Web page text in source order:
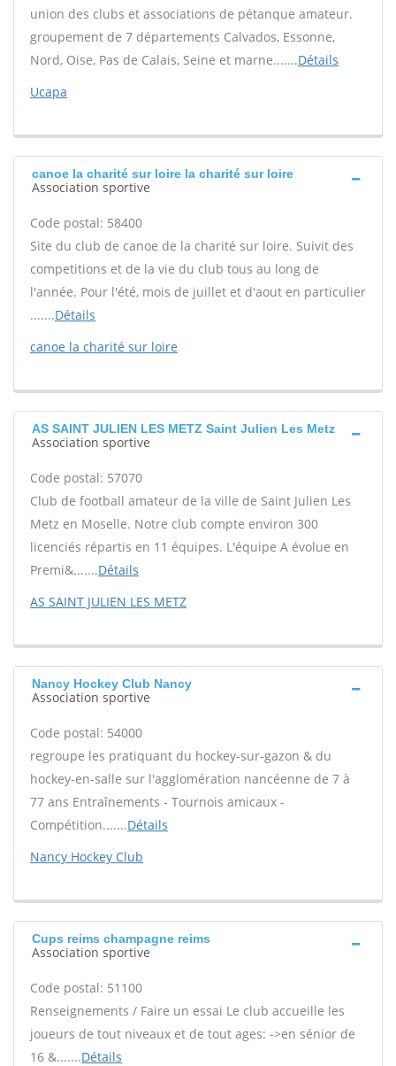
union des clubs et associations de pétanque amateur.
groupement de 7 départements Calvados, Essonne,
Nord, Oise, Pas de Calais, Seine et marne.......Détails
Ucapa
canoe la charité sur loire la charité sur loire
Association sportive
Code postal: 58400
Site du club de canoe de la charité sur loire. Suivit des
competitions et de la vie du club tous au long de
l'année. Pour l'été, mois de juillet et d'aout en particulier
.......Détails
canoe la charité sur loire
AS SAINT JULIEN LES METZ Saint Julien Les Metz
Association sportive
Code postal: 57070
Club de football amateur de la ville de Saint Julien Les
Metz en Moselle. Notre club compte environ 300
licenciés répartis en 11 équipes. L'équipe A évolue en
Premi&.......Détails
AS SAINT JULIEN LES METZ
Nancy Hockey Club Nancy
Association sportive
Code postal: 54000
regroupe les pratiquant du hockey-sur-gazon & du
hockey-en-salle sur l'agglomération nancéenne de 7 à
77 ans Entraînements - Tournois amicaux -
Compétition.......Détails
Nancy Hockey Club
Cups reims champagne reims
Association sportive
Code postal: 51100
Renseignements / Faire un essai Le club accueille les
joueurs de tout niveaux et de tout ages: ->en sénior de
16 &.......Détails